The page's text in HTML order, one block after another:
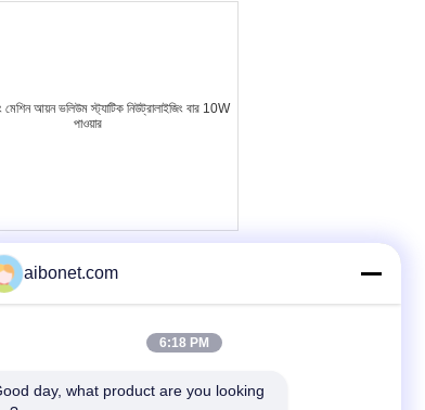
আয়ন ভলিউম স্ট্যাটিক নিউট্রালাইজিং বার
ভলিউম Antistatic বার আলাম ফাংশন,
এবং উচ্চ ভোল্টেজ ফল্ট এপি- ...
aibonet.com
6:18 PM
day, what product are you looking